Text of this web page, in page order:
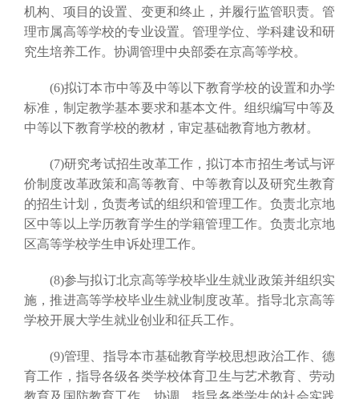
机构、项目的设置、变更和终止，并履行监管职责。管
理市属高等学校的专业设置。管理学位、学科建设和研
究生培养工作。协调管理中央部委在京高等学校。
(6)拟订本市中等及中等以下教育学校的设置和办学
标准，制定教学基本要求和基本文件。组织编写中等及
中等以下教育学校的教材，审定基础教育地方教材。
(7)研究考试招生改革工作，拟订本市招生考试与评
价制度改革政策和高等教育、中等教育以及研究生教育
的招生计划，负责考试的组织和管理工作。负责北京地
区中等以上学历教育学生的学籍管理工作。负责北京地
区高等学校学生申诉处理工作。
(8)参与拟订北京高等学校毕业生就业政策并组织实
施，推进高等学校毕业生就业制度改革。指导北京高等
学校开展大学生就业创业和征兵工作。
(9)管理、指导本市基础教育学校思想政治工作、德
育工作，指导各级各类学校体育卫生与艺术教育、劳动
教育及国防教育工作。协调、指导各类学生的社会实践